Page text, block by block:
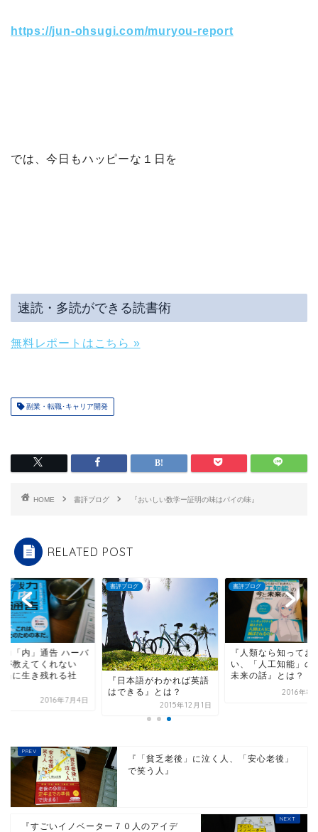
https://jun-ohsugi.com/muryou-report
では、今日もハッピーな１日を
速読・多読ができる読書術
無料レポートはこちら »
副業・転職･キャリア開発
HOME 書評ブログ 『おいしい数学ー証明の味はパイの味』
RELATED POST
ログ
力「内」通告 ハーバ
が教えてくれない
当に生き残れる社
2016年7月4日
書評ブログ
『日本語がわかれば英語
はできる』とは？
2015年12月1日
書評ブログ
『人類なら知ってお
い、「人工知能」の
未来の話』とは？
2016年8
『「貧乏老後」に泣く人、「安心老後」
で笑う人』
『すごいイノベーター７０人のアイデ